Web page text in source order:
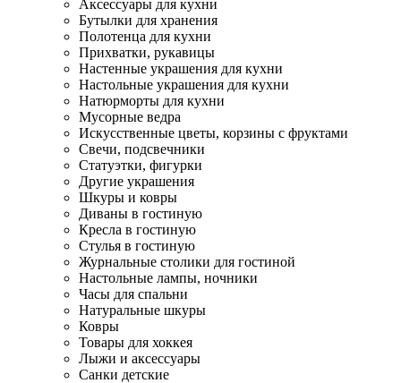
Аксессуары для кухни
Бутылки для хранения
Полотенца для кухни
Прихватки, рукавицы
Настенные украшения для кухни
Настольные украшения для кухни
Натюрморты для кухни
Мусорные ведра
Искусственные цветы, корзины с фруктами
Свечи, подсвечники
Статуэтки, фигурки
Другие украшения
Шкуры и ковры
Диваны в гостиную
Кресла в гостиную
Стулья в гостиную
Журнальные столики для гостиной
Настольные лампы, ночники
Часы для спальни
Натуральные шкуры
Ковры
Товары для хоккея
Лыжи и аксессуары
Санки детские